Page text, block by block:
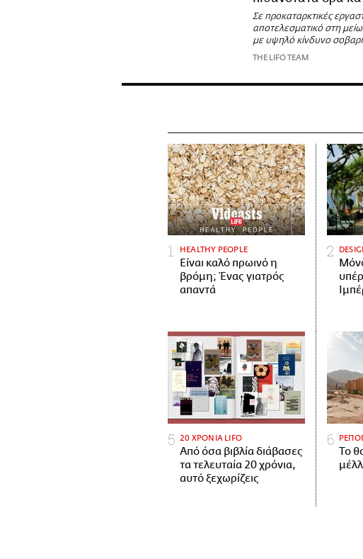
Σε προκαταρκτικές
αποτελεσματικό στη
με υψηλό κίνδυνο
THE LIFO TEAM
HEALTHY PEOPLE
Είναι καλό πρωινό η
βρόμη; Ένας γιατρός
απαντά
20 ΧΡΟΝΙΑ LIFO
Από όσα βιβλία διάβασες
τα τελευταία 20 χρόνια,
αυτό ξεχωρίζεις
Το